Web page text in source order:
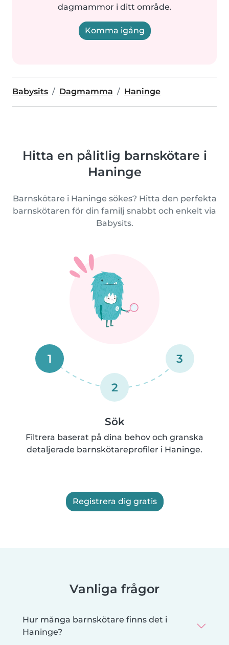
dagmammor i ditt område.
Komma igång
Babysits Dagmamma Haninge
Hitta en pålitlig barnskötare i
Haninge
Barnskötare i Haninge sökes? Hitta den perfekta
barnskötaren för din familj snabbt och enkelt via
Babysits.
1
2
3
Sök
Filtrera baserat på dina behov och granska
detaljerade barnskötareprofiler i Haninge.
Registrera dig gratis
Vanliga frågor
Hur många barnskötare finns det i
Haninge?